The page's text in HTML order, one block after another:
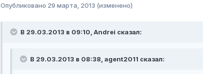
Опубликовано 29 марта, 2013 (изменено)
В 29.03.2013 в 09:10, Andrei сказал:
В 29.03.2013 в 08:38, agent2011 сказал: